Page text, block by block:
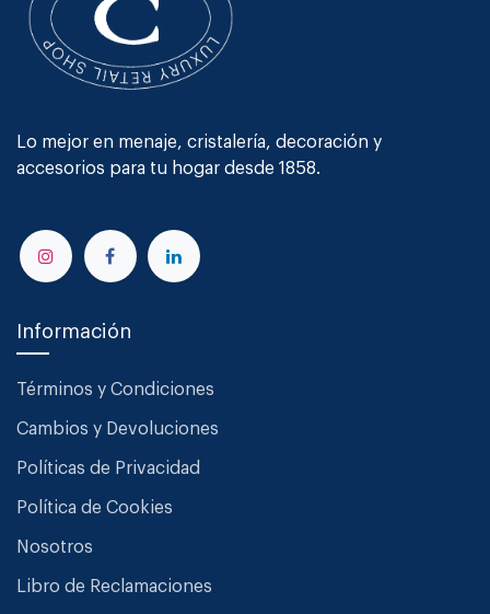
Lo mejor en menaje, cristalería, decoración y
accesorios para tu hogar desde 1858.
Información
Términos y Condiciones
Cambios y Devoluciones
Políticas de Privacidad
Política de Cookies
Nosotros
Libro de Reclamaciones